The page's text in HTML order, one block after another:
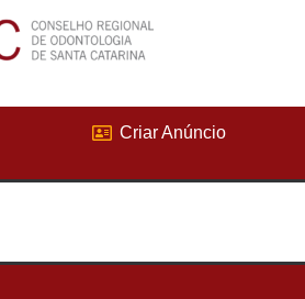
Criar Anúncio